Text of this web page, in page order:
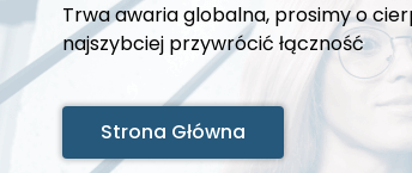
Trwa awaria globalna, prosimy o
najszybciej przywrócić łączność
Strona Główna